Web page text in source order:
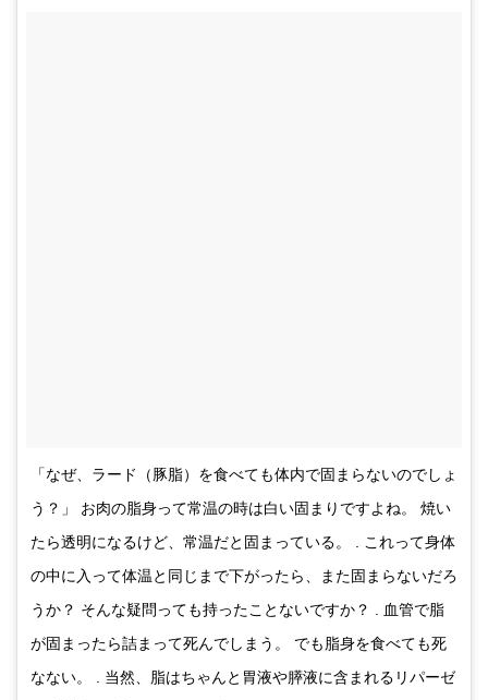
「なぜ、ラード（豚脂）を食べても体内で固まらないのでしょ
う？」 お肉の脂身って常温の時は白い固まりですよね。 焼い
たら透明になるけど、常温だと固まっている。 . これって身体
の中に入って体温と同じまで下がったら、また固まらないだろ
うか？ そんな疑問っても持ったことないですか？ . 血管で脂
が固まったら詰まって死んでしまう。 でも脂身を食べても死
なない。 . 当然、脂はちゃんと胃液や膵液に含まれるリパーゼ